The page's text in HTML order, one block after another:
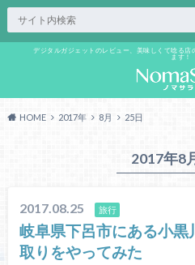
デジタルガジェットのレビュー、美味しくて唸る店
ます！
HOME 2017年 8月 25日
2017年8
2017.08.25 旅行
岐阜県下呂市にある小
取りをやってみた